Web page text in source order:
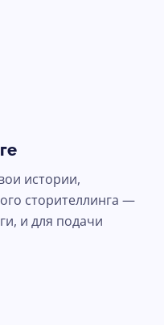
истории,
сторителлинга —
и для подачи